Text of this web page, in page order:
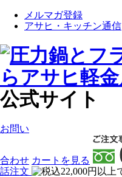
メルマガ登録
アサヒ・キッチン通信
公式サイト
お問い
合わせ カート を見る
話注文